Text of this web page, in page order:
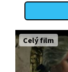
Celý film